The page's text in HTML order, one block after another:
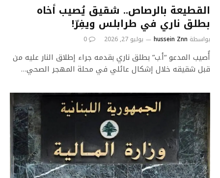
القطيعة بالرصاص.. شقيق يُصيب أخاه
بطلق ناري في طرابلس ويفِرّ!
بواسطة hussein Znn يوليو 27, 2026 0
أُصيب المدعو “أ.ب” بطلق ناري بقدمه جراء إطلاق النار عليه من
قبل شقيقه خلال إشكال عائلي في محلة المهجر الصحي…